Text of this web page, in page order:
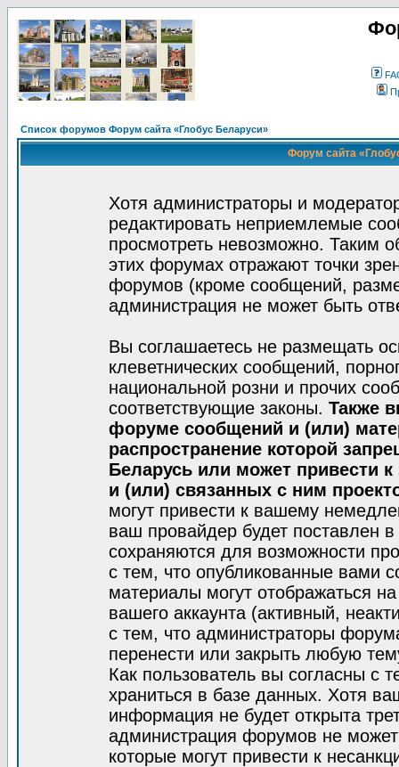
Список форумов Форум сайта «Глобус Беларуси»
Форум сайта
Хотя администраторы и
редактировать неприемлемые
просмотреть невозможно. Таким
этих форумах отражают точки
форумов (кроме сообщений,
администрация не может быть
Вы соглашаетесь не размещать
клеветнических сообщений,
национальной розни и прочих
соответствующие законы. Также
форуме сообщений и (или)
распространение которой
Беларусь или может привести
и (или) связанных с ним
могут привести к вашему
ваш провайдер будет поставлен
сохраняются для возможности
с тем, что опубликованные вами
материалы могут отображаться
вашего аккаунта (активный,
с тем, что администраторы
перенести или закрыть любую
Как пользователь вы согласны с
храниться в базе данных. Хотя
информация не будет открыта
администрация форумов не может
которые могут привести к